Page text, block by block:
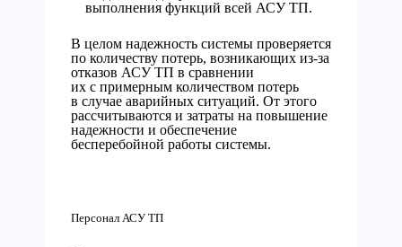
выполнения функций всей АСУ ТП.
В целом надежность системы проверяется
по количеству потерь, возникающих из-за
отказов АСУ ТП в сравнении
их с примерным количеством потерь
в случае аварийных ситуаций. От этого
рассчитываются и затраты на повышение
надежности и обеспечение
бесперебойной работы системы.
Персонал АСУ ТП